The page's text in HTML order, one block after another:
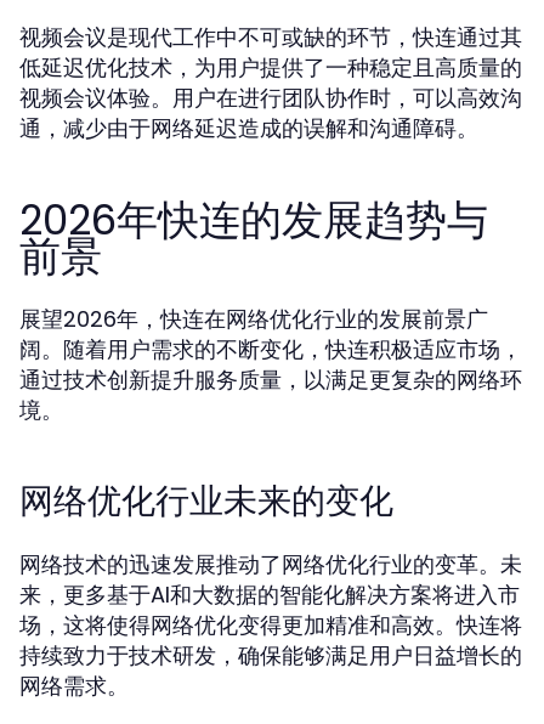
视频会议是现代工作中不可或缺的环节，快连通过其
低延迟优化技术，为用户提供了一种稳定且高质量的
视频会议体验。用户在进行团队协作时，可以高效沟
通，减少由于网络延迟造成的误解和沟通障碍。
2026年快连的发展趋势与
前景
展望2026年，快连在网络优化行业的发展前景广
阔。随着用户需求的不断变化，快连积极适应市场，
通过技术创新提升服务质量，以满足更复杂的网络环
境。
网络优化行业未来的变化
网络技术的迅速发展推动了网络优化行业的变革。未
来，更多基于AI和大数据的智能化解决方案将进入市
场，这将使得网络优化变得更加精准和高效。快连将
持续致力于技术研发，确保能够满足用户日益增长的
网络需求。